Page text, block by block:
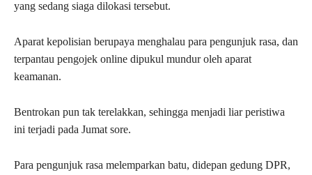
yang sedang siaga dilokasi tersebut.
Aparat kepolisian berupaya menghalau para pengunjuk rasa, dan
terpantau pengojek online dipukul mundur oleh aparat
keamanan.
Bentrokan pun tak terelakkan, sehingga menjadi liar peristiwa
ini terjadi pada Jumat sore.
Para pengunjuk rasa melemparkan batu, didepan gedung DPR,